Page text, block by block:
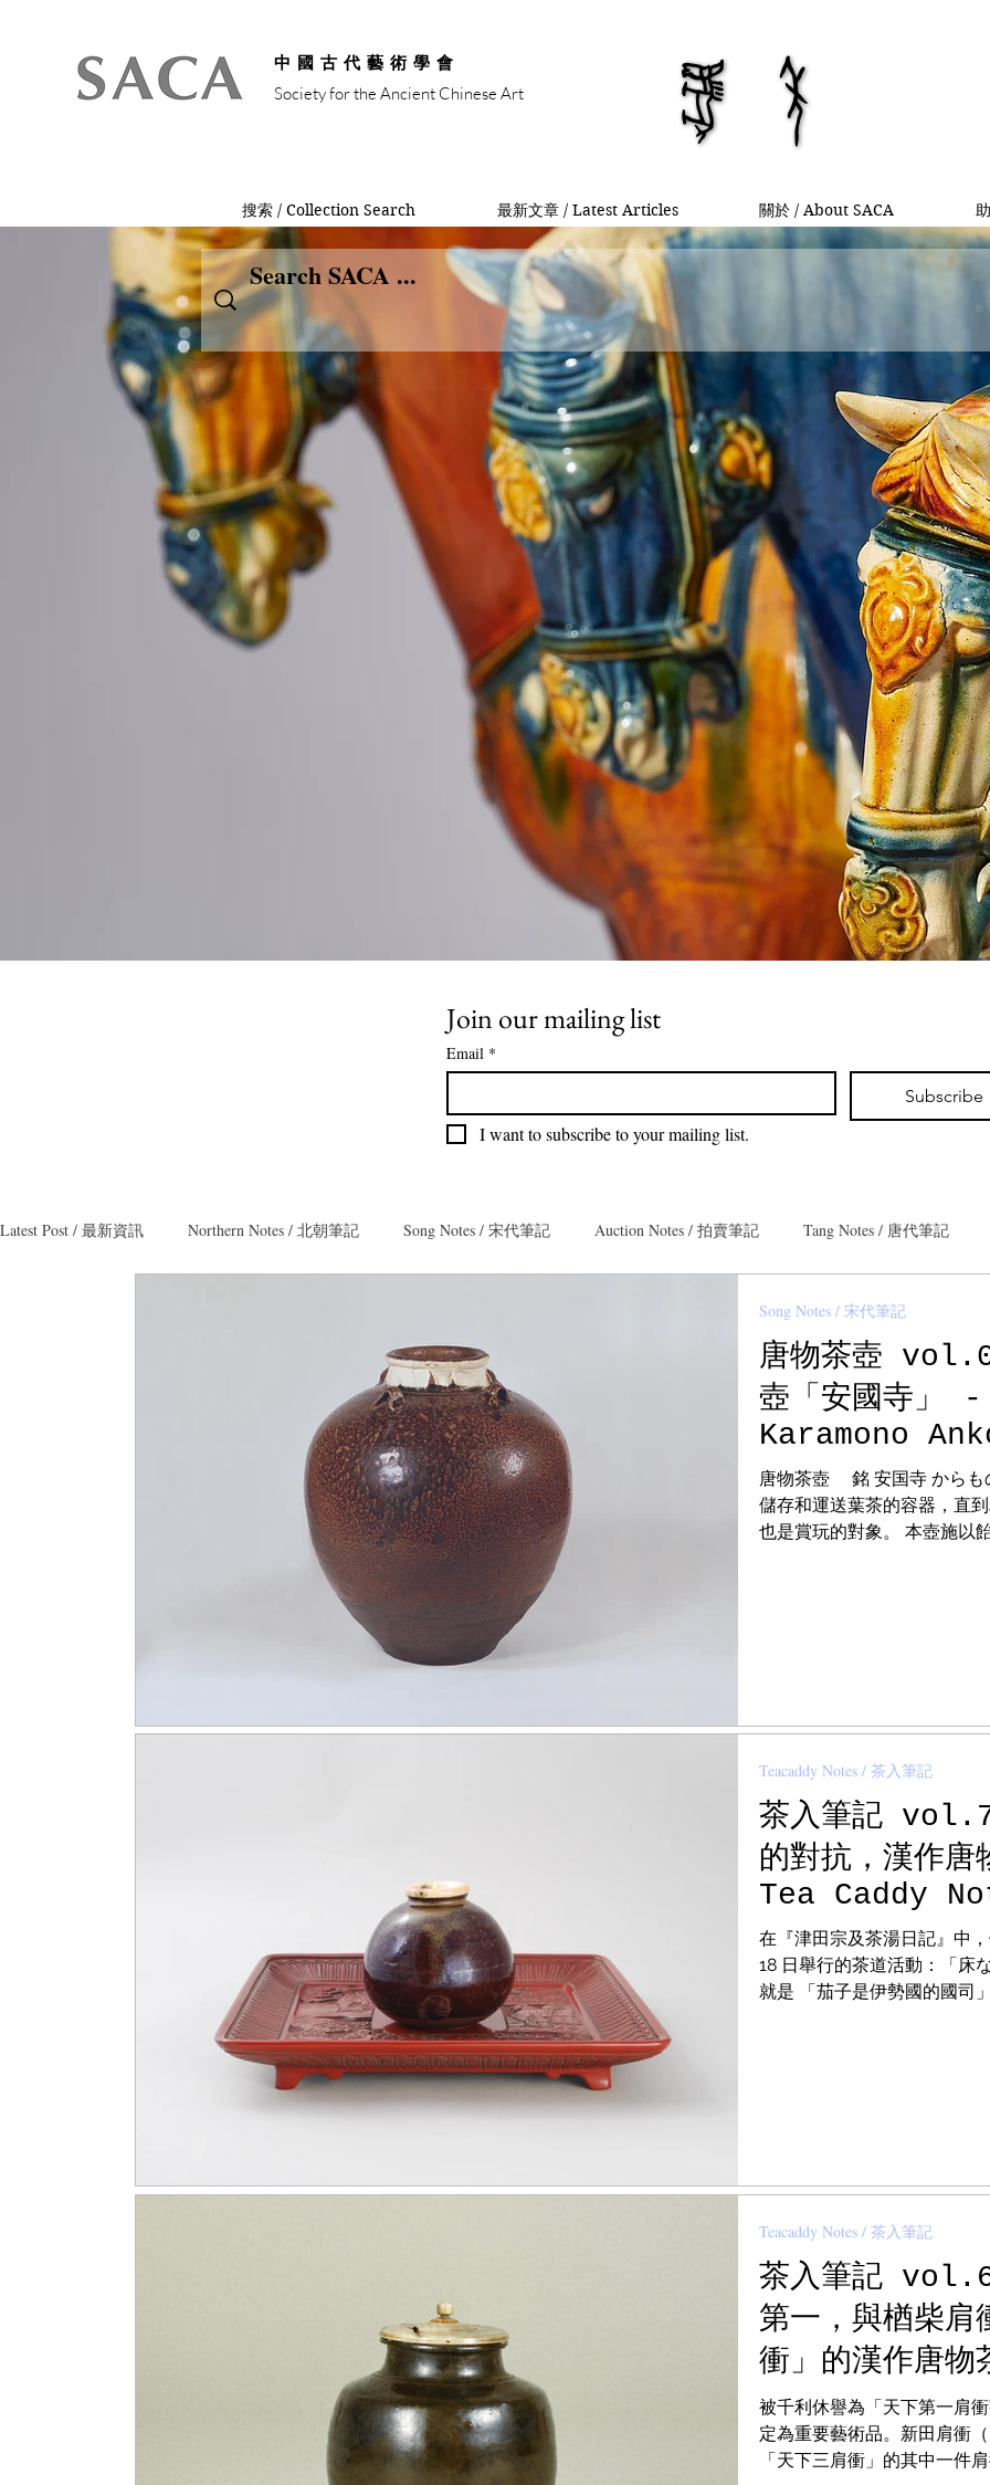
中國古代藝術學會
Society for the Ancient Chinese Art 馬年
馬年
搜索 / Collection Search 最新文章 / Latest Articles 關於 / About SACA
Join our mailing list
Email *
Subscribe
I want to subscribe to your mailing list.
Latest Post / 最新資訊 Northern Notes / 北朝筆記 Song Notes / 宋代筆記 Auction Notes / 拍賣筆記 Tang Notes / 唐代筆記
Guardian Notes / 嘉德筆記
Exhibition Notes / 展覽筆記 Bronze Notes / 青銅筆記 Han Notes / 漢代筆記 Ming Notes / 明代筆記
Yongle Notes / 永樂筆記 Lacquer Notes / 大漆筆記 Fake Notes / 贗品筆記 Qing Notes / 清代筆記
Rocks Notes / 賞石筆記 Painting Notes / 書畫筆記
Sancai Notes / 三彩筆記 Teabowl Notes / 茶碗筆記
Scholar Notes / 學者筆記
唐物茶壺
壺「安國寺
Karamono
Tokugawa Art
唐物茶壺 銘 安国寺 から
儲存和運送葉茶的容器，直
也是賞玩的對象。 本壺施以
Song Notes / 宋代筆記
茶入筆記 vol.7
的對抗，漢作
Tea Caddy
Gokushi
在『津田宗及茶湯日記』中
18 日舉行的茶道活動：「床
就是 「茄子是伊勢國的國司
Teacaddy Notes / 茶入筆記
茶入筆記 vol.6
第一，與楢柴肩
衝」的漢作唐物
- Tea
Katatsuki,
& Ieyasu.
被千利休譽為「天下第一肩
定為重要藝術品。新田肩衝
「天下三肩衝」的其中一件
Teacaddy Notes / 茶入筆記